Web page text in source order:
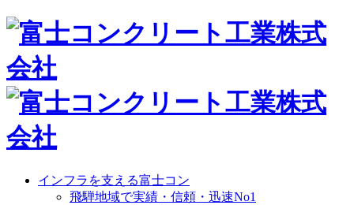
インフラを支える富士コン
飛騨地域で実績・信頼・迅速No1